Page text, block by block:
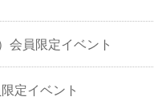
会員限定イベント
定イベント